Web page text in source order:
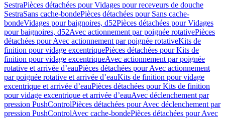
SestraPièces détachées pour Vidages pour receveurs de douche
SestraSans cache-bondePièces détachées pour Sans cache-
bondeVidages pour baignoires, d52Pièces détachées pour Vidages
pour baignoires, d52Avec actionnement par poignée rotativePièces
détachées pour Avec actionnement par poignée rotativeKits de
finition pour vidage excentriquePièces détachées pour Kits de
finition pour vidage excentriqueAvec actionnement par poignée
rotative et arrivée d’eauPièces détachées pour Avec actionnement
par poignée rotative et arrivée d’eauKits de finition pour vidage
excentrique et arrivée d’eauPièces détachées pour Kits de finition
pour vidage excentrique et arrivée d’eauAvec déclenchement par
pression PushControlPièces détachées pour Avec déclenchement par
pression PushControlAvec cache-bondePièces détachées pour Avec